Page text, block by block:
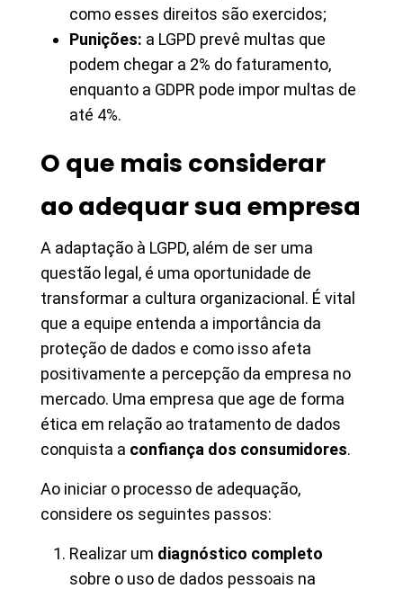
como esses direitos são exercidos;
Punições: a LGPD prevê multas que
podem chegar a 2% do faturamento,
enquanto a GDPR pode impor multas de
até 4%.
O que mais considerar
ao adequar sua empresa
A adaptação à LGPD, além de ser uma
questão legal, é uma oportunidade de
transformar a cultura organizacional. É vital
que a equipe entenda a importância da
proteção de dados e como isso afeta
positivamente a percepção da empresa no
mercado. Uma empresa que age de forma
ética em relação ao tratamento de dados
conquista a confiança dos consumidores.
Ao iniciar o processo de adequação,
considere os seguintes passos:
Realizar um diagnóstico completo
sobre o uso de dados pessoais na